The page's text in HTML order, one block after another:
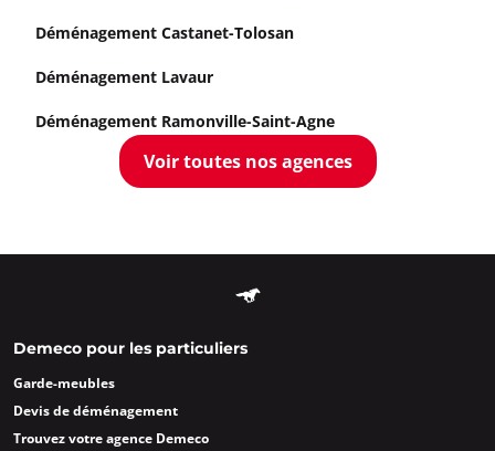
Déménagement Castanet-Tolosan
Déménagement Lavaur
Déménagement Ramonville-Saint-Agne
Voir toutes nos agences
Demeco pour les particuliers
Garde-meubles
Devis de déménagement
Trouvez votre agence Demeco